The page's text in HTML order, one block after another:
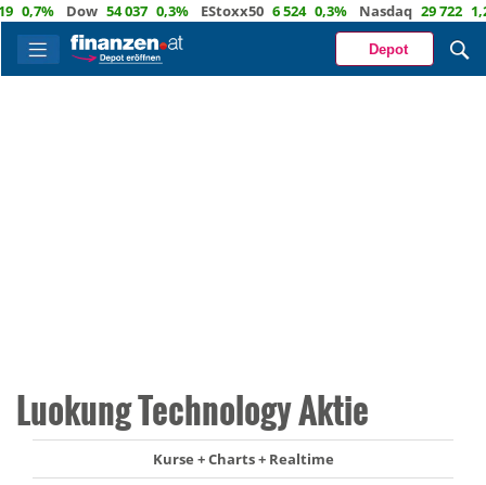
Dow 54 037 0,3% EStoxx50 6 524 0,3% Nasdaq 29 722 1,2%
Depot
Luokung Technology Aktie
Kurse + Charts + Realtime